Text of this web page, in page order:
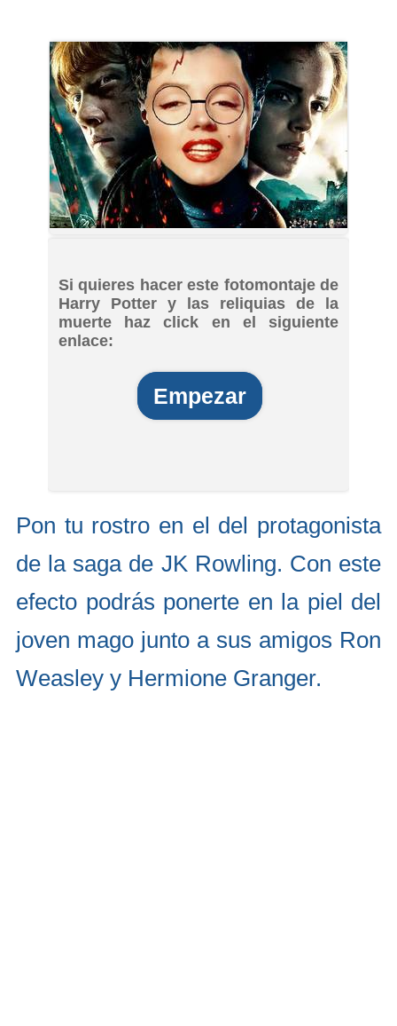
Si quieres hacer este fotomontaje de
Harry Potter y las reliquias de la
muerte haz click en el siguiente
enlace:
Empezar
Pon tu rostro en el del protagonista
de la saga de JK Rowling. Con este
efecto podrás ponerte en la piel del
joven mago junto a sus amigos Ron
Weasley y Hermione Granger.